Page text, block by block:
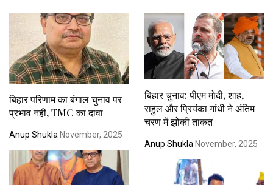
बिहार परिणाम का बंगाल चुनाव पर
प्रभाव नहीं, TMC का दावा
Anup Shukla November, 2025
बिहार चुनाव: पीएम मोदी, शाह,
राहुल और प्रियंका गांधी ने अंतिम
चरण में झोंकी ताकत
Anup Shukla November, 2025